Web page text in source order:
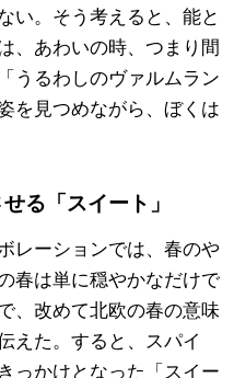
い。そう考えると、能と
、あわいの時、つまり間
うるわしのヴァルムラン
を見つめながら、ぼくは
る「スイート」
レーションでは、春のや
春は単に穏やかなだけで
、改めて北欧の春の意味
えた。すると、スパイ
っかけとなった「スイー